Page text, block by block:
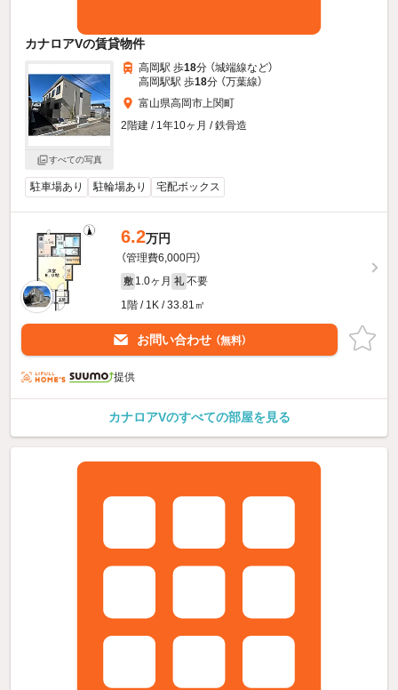
カナロアVの賃貸物件
すべての写真
高岡駅 歩18分 （城端線など）
高岡駅駅 歩18分 （万葉線）
富山県高岡市上関町
2階建 / 1年10ヶ月 / 鉄骨造
駐車場あり 駐輪場あり 宅配ボックス
6.2万円
（管理費6,000円）
敷 1.0ヶ月 礼 不要
1階 / 1K / 33.81㎡
お問い合わせ （無料）
提供
カナロアVのすべての部屋を見る